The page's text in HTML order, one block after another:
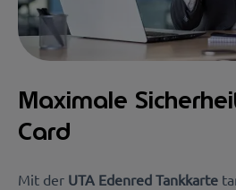
Maximale
Card
Mit der UTA Edenred Tankkarte